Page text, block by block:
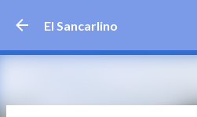
El Sancarlino